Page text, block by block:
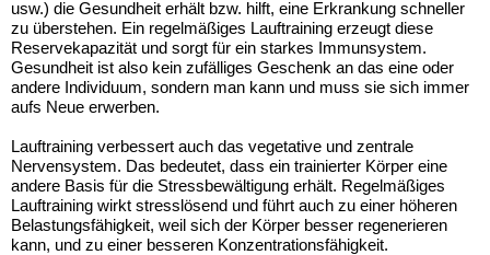
usw.) die Gesundheit erhält bzw. hilft, eine Erkrankung schneller
zu überstehen. Ein regelmäßiges Lauftraining erzeugt diese
Reservekapazität und sorgt für ein starkes Immunsystem.
Gesundheit ist also kein zufälliges Geschenk an das eine oder
andere Individuum, sondern man kann und muss sie sich immer
aufs Neue erwerben.
Lauftraining verbessert auch das vegetative und zentrale
Nervensystem. Das bedeutet, dass ein trainierter Körper eine
andere Basis für die Stressbewältigung erhält. Regelmäßiges
Lauftraining wirkt stresslösend und führt auch zu einer höheren
Belastungsfähigkeit, weil sich der Körper besser regenerieren
kann, und zu einer besseren Konzentrationsfähigkeit.